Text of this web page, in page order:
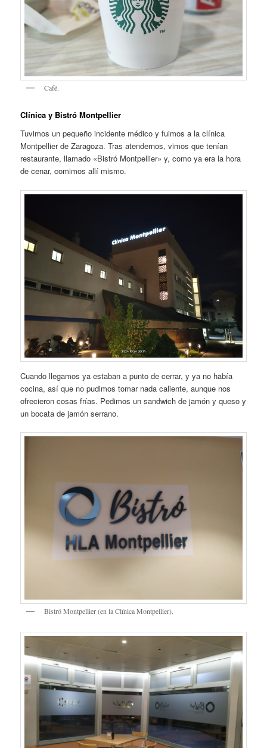
Café.
Clínica y Bistró Montpellier
Tuvimos un pequeño incidente médico y fuimos a la clínica
Montpellier de Zaragoza. Tras atendernos, vimos que tenían
restaurante, llamado «Bistró Montpellier» y, como ya era la hora
de cenar, comimos allí mismo.
Cuando llegamos ya estaban a punto de cerrar, y ya no había
cocina, así que no pudimos tomar nada caliente, aunque nos
ofrecieron cosas frías. Pedimos un sandwich de jamón y queso y
un bocata de jamón serrano.
Bistró Montpellier (en la Clínica Montpellier).